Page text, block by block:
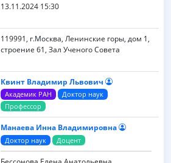
13.11.2024 15:30
119991, г.Москва, Ленинские горы, дом 1,
строение 61, Зал Ученого Совета
Квинт Владимир Львович
Академик РАН
Доктор наук
Профессор
Манаева Инна Владимировна
Доктор наук Доцент